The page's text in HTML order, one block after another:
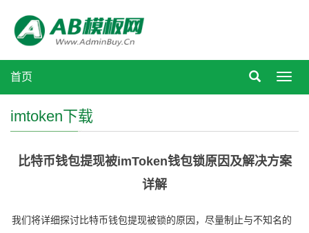
首页
imtoken下载
比特币钱包提现被imToken钱包锁原因及解决方案
详解
我们将详细探讨比特币钱包提现被锁的原因，尽量制止与不知名的